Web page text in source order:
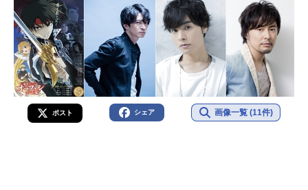
ポスト シェア 画像一覧 (11件)